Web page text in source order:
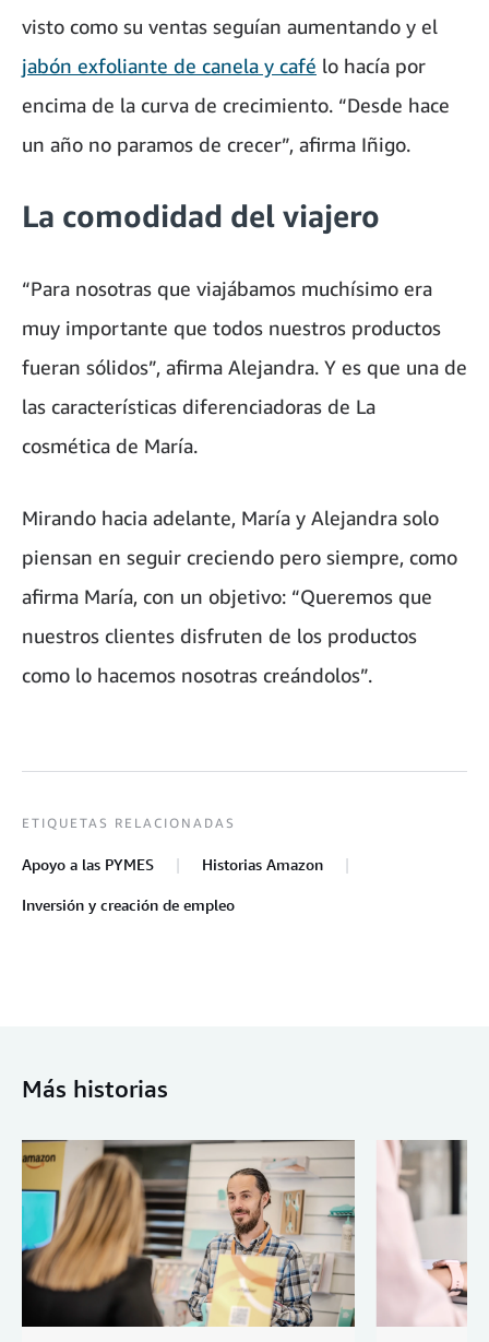
visto como su ventas seguían aumentando y el
jabón exfoliante de canela y café lo hacía por
encima de la curva de crecimiento. “Desde hace
un año no paramos de crecer”, afirma Iñigo.
La comodidad del viajero
“Para nosotras que viajábamos muchísimo era
muy importante que todos nuestros productos
fueran sólidos”, afirma Alejandra. Y es que una de
las características diferenciadoras de La
cosmética de María.
Mirando hacia adelante, María y Alejandra solo
piensan en seguir creciendo pero siempre, como
afirma María, con un objetivo: “Queremos que
nuestros clientes disfruten de los productos
como lo hacemos nosotras creándolos”.
ETIQUETAS RELACIONADAS
Apoyo a las PYMES Historias Amazon
Inversión y creación de empleo
Más historias